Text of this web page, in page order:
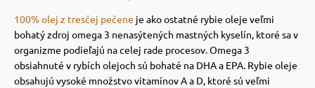
psov
mačky
100% olej z tresčej pečene je ako ostatné rybie oleje veľmi
bohatý zdroj omega 3 nenasýtených mastných kyselín, ktoré sa v
organizme podieľajú na celej rade procesov. Omega 3
obsiahnuté v rybích olejoch sú bohaté na DHA a EPA. Rybie oleje
obsahujú vysoké množstvo vitamínov A a D, ktoré sú veľmi